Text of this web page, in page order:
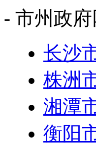
- 市州政
长沙
株洲
湘潭
衡阳